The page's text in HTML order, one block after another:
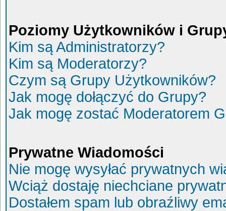
Poziomy Użytkowników i
Kim są Administratorzy?
Kim są Moderatorzy?
Czym są Grupy Użytkowników?
Jak mogę dołączyć do Grupy?
Jak mogę zostać Moderatorem
Prywatne Wiadomości
Nie mogę wysyłać prywatnych
Wciąż dostaję niechciane
Dostałem spam lub obraźliwy